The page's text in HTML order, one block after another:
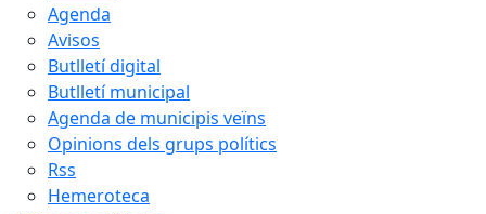
Agenda
Avisos
Butlletí digital
Butlletí municipal
Agenda de municipis veïns
Opinions dels grups polítics
Rss
Hemeroteca